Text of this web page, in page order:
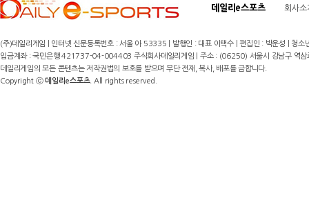
데일리e스포츠 회사소
(주)데일리게임 | 인터넷 신문등록번호 : 서울 아 53335 | 발행인 : 대표 이택수 | 편집인 : 박운성 |
입금계좌 : 국민은행 421737-04-004403 주식회사데일리게임 | 주소 : (06250) 서울시 강남구
데일리게임의 모든 콘텐츠는 저작권법의 보호를 받으며 무단 전재, 복사, 배포를 금합니다.
Copyright ⓒ데일리e스포츠. All rights reserved.